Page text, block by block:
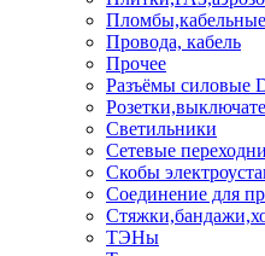
Провода, кабель
Прочее
Разъёмы силовые
Светильники
Сетевые
Скобы
Соединение для
ТЭНы